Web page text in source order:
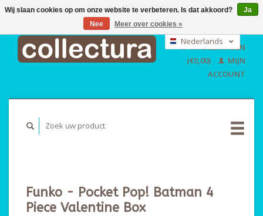
EUR
GBP
USD
Nederlands
English
WINKELWAGEN
(€0,00)
MIJN
ACCOUNT
Funko - Pocket Pop! Batman 4
Piece Valentine Box
Wij slaan cookies op om onze website te verbeteren. Is dat akkoord?
Ja
Nee
Meer over cookies »